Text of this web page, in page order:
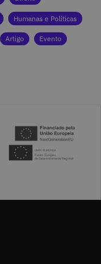
Humanas e Políticas
Artigo Evento